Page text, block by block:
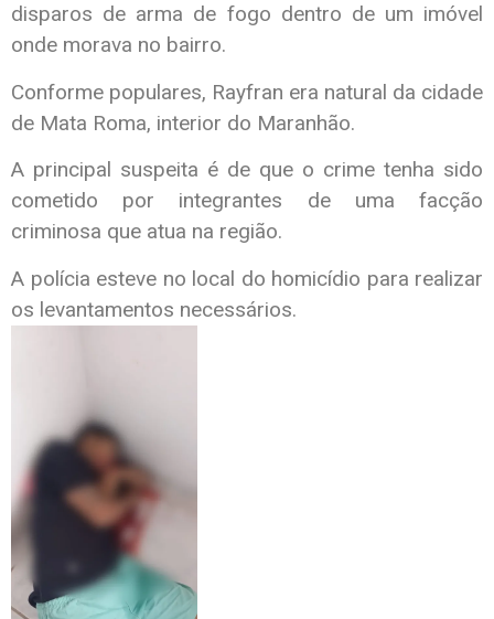
disparos de arma de fogo dentro de um imóvel
onde morava no bairro.
Conforme populares, Rayfran era natural da cidade
de Mata Roma, interior do Maranhão.
A principal suspeita é de que o crime tenha sido
cometido por integrantes de uma facção
criminosa que atua na região.
A polícia esteve no local do homicídio para realizar
os levantamentos necessários.